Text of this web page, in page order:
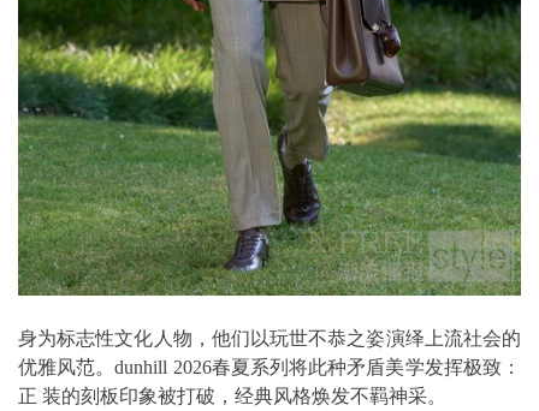
身为标志性文化人物，他们以玩世不恭之姿演绎上流社会的
优雅风范。dunhill 2026春夏系列将此种矛盾美学发挥极致：
正 装的刻板印象被打破，经典风格焕发不羁神采。